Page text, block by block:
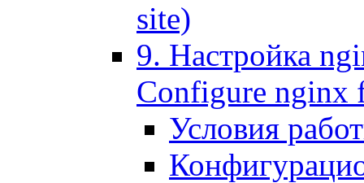
site)
9. Настройка
Configure nginx
Условия